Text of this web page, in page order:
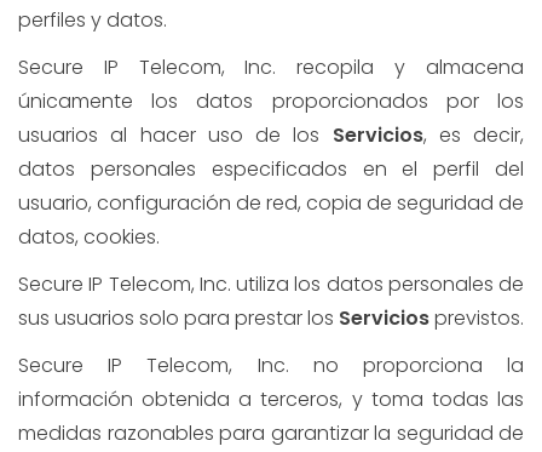
perfiles y datos.
Secure IP Telecom, Inc. recopila y almacena
únicamente los datos proporcionados por los
usuarios al hacer uso de los Servicios, es decir,
datos personales especificados en el perfil del
usuario, configuración de red, copia de seguridad de
datos, cookies.
Secure IP Telecom, Inc. utiliza los datos personales de
sus usuarios solo para prestar los Serviciosprevistos.
Secure IP Telecom, Inc. no proporciona la
información obtenida a terceros, y toma todas las
medidas razonables para garantizar la seguridad de